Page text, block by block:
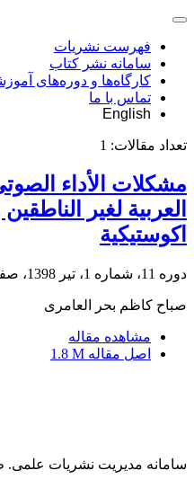
فهرست نشریات
سامانه نشر کتاب
کارگاه‌ها و دوره‌های
تماس با ما
English
تعداد مقالات: 1
مشکلات الأداء
العربیة لغیر
اکوستیکیة
دوره 11، شماره 1، تیر 1398، صفحه
صباح کاظم بحر العامری
مشاهده مقاله
اصل مقاله 1.8 M
سامانه مدیریت نشریات علمی.